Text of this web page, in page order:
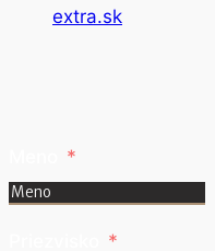
extra.sk